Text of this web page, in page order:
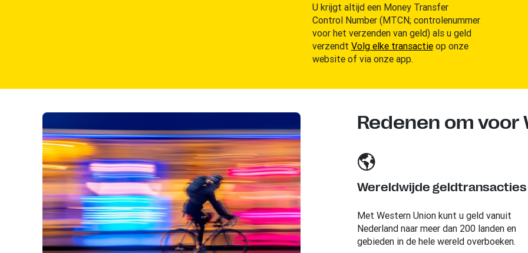
U krijgt altijd een Money Transfer
Control Number (MTCN; controlenummer
voor het verzenden van geld) als u geld
verzendt Volg elke transactieop onze
website of via onze app.
Redenen om voor
Wereldwijde geldtransacties
Met Western Union kunt u geld vanuit
Nederland naar meer dan 200 landen en
gebieden in de hele wereld overboeken.